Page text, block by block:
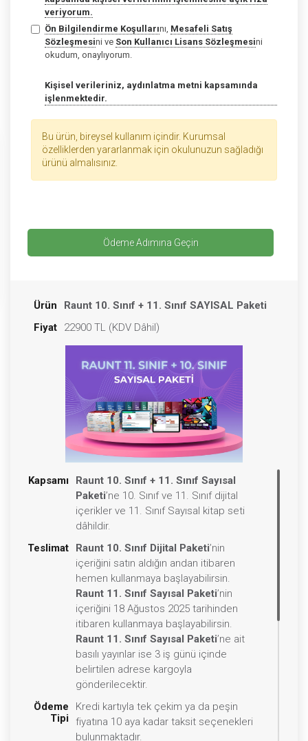
veriyorum.
Ön Bilgilendirme Koşullarını, Mesafeli Satış
Sözleşmesini ve Son Kullanıcı Lisans Sözleşmesini
okudum, onaylıyorum.
Kişisel verileriniz, aydınlatma metni kapsamında
işlenmektedir.
Bu ürün, bireysel kullanım içindir. Kurumsal
özelliklerden yararlanmak için okulunuzun sağladığı
ürünü almalısınız.
Ödeme Adımına Geçin
Ürün Raunt 10. Sınıf + 11. Sınıf SAYISAL Paketi
Fiyat
22900 TL (KDV Dâhil)
Kapsamı
Raunt 10. Sınıf + 11. Sınıf Sayısal
Paketi’ne 10. Sınıf ve 11. Sınıf dijital
içerikler ve 11. Sınıf Sayısal kitap seti
dâhildir.
Teslimat
Raunt 10. Sınıf Dijital Paketi’nin
içeriğini satın aldığın andan itibaren
hemen kullanmaya başlayabilirsin.
Raunt 11. Sınıf Sayısal Paketi’nin
içeriğini 18 Ağustos 2025 tarihinden
itibaren kullanmaya başlayabilirsin.
Raunt 11. Sınıf Sayısal Paketi’ne ait
basılı yayınlar ise 3 iş günü içinde
belirtilen adrese kargoyla
gönderilecektir.
Ödeme
Tipi
Kredi kartıyla tek çekim ya da peşin
fiyatına 10 aya kadar taksit seçenekleri
bulunmaktadır.